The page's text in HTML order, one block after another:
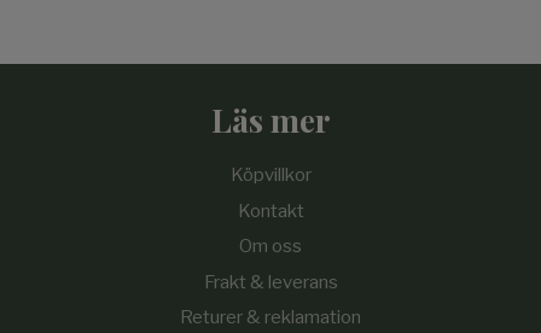
Läs mer
Köpvillkor
Kontakt
Om oss
Frakt & leverans
Returer & reklamation